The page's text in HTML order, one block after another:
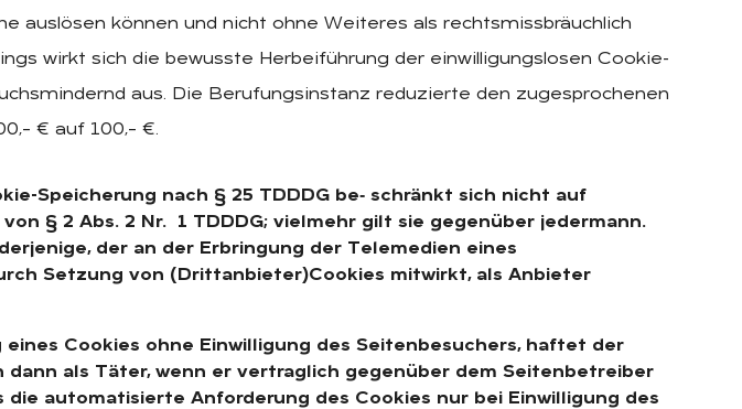
auslösen können und nicht ohne Weiteres als rechtsmissbräuchlich
wirkt sich die bewusste Herbeiführung der einwilligungslosen Cookie-
aus. Die Berufungsinstanz reduzierte den zugesprochenen
€ auf 100,– €.
Speicherung nach § 25 TDDDG be‑ schränkt sich nicht auf
von § 2 Abs. 2 Nr. 1 TDDDG; vielmehr gilt sie gegenüber jedermann.
der an der Erbringung der Telemedien eines
Setzung von (Drittanbieter)Cookies mitwirkt, als Anbieter
Cookies ohne Einwilligung des Seitenbesuchers, haftet der
dann als Täter, wenn er vertraglich gegenüber dem Seitenbetreiber
die automatisierte Anforderung des Cookies nur bei Einwilligung des